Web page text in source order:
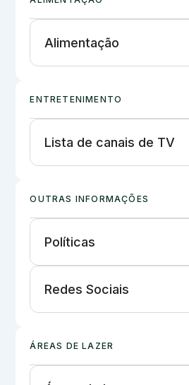
Alimentação
ENTRETENIMENTO
Lista de canais de TV
OUTRAS INFORMAÇÕES
Políticas
Redes Sociais
ÁREAS DE LAZER